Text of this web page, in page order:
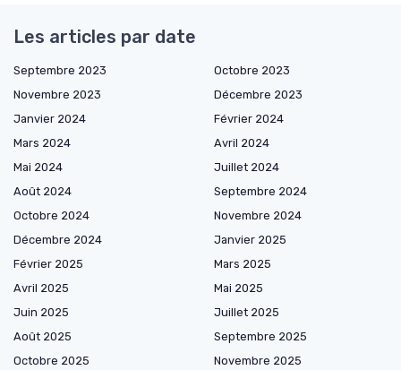
Les articles par date
Septembre 2023
Octobre 2023
Novembre 2023
Décembre 2023
Janvier 2024
Février 2024
Mars 2024
Avril 2024
Mai 2024
Juillet 2024
Août 2024
Septembre 2024
Octobre 2024
Novembre 2024
Décembre 2024
Janvier 2025
Février 2025
Mars 2025
Avril 2025
Mai 2025
Juin 2025
Juillet 2025
Août 2025
Septembre 2025
Octobre 2025
Novembre 2025